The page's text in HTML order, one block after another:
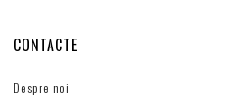
CONTACTE
Despre noi